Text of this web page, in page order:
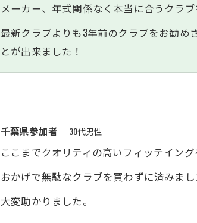
メーカー、年式関係なく本当に合うクラ
最新クラブよりも3年前のクラブをお勧め
とが出来ました！
千葉県参加者 30代男性
ここまでクオリティの高いフィッテイン
おかげで無駄なクラブを買わずに済みま
大変助かりました。